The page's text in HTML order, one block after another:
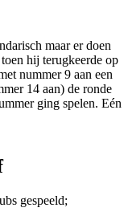
maar er doen
hij terugkeerde op
nummer 9 aan een
14 aan) de ronde
ging spelen. Eén
gespeeld;